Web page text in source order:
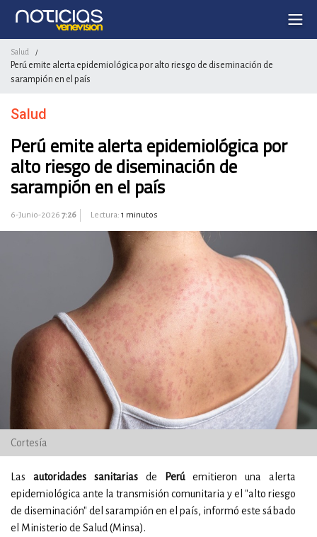
Salud /
Perú emite alerta epidemiológica por alto riesgo de diseminación de
sarampión en el país
Salud
Perú emite alerta epidemiológica por
alto riesgo de diseminación de
sarampión en el país
6-Junio-2026 7:26 Lectura: 1 minutos
Cortesía
Las autoridades sanitarias de Perúemitieron una alerta
epidemiológica ante la transmisión comunitaria y el "alto riesgo
de diseminación" del sarampión en el país, informó este sábado
el Ministerio de Salud (Minsa).